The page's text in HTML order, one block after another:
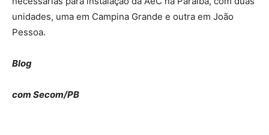
unidades, uma em Campina Grande e outra em João
Pessoa.
Blog
com Secom/PB